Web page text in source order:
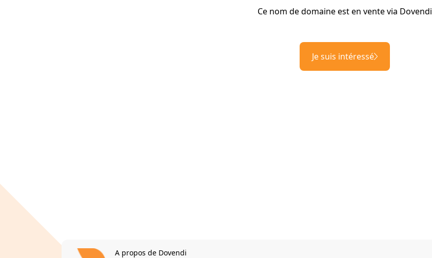
Ce nom de domaine est en vente via Dovendi
Je suis intéressé
A propos de Dovendi